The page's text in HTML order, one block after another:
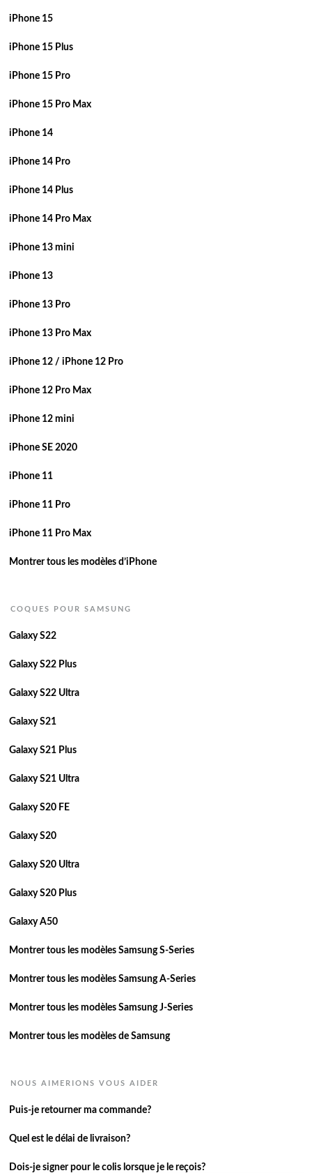
iPhone 15
iPhone 15 Plus
iPhone 15 Pro
iPhone 15 Pro Max
iPhone 14
iPhone 14 Pro
iPhone 14 Plus
iPhone 14 Pro Max
iPhone 13 mini
iPhone 13
iPhone 13 Pro
iPhone 13 Pro Max
iPhone 12 / iPhone 12 Pro
iPhone 12 Pro Max
iPhone 12 mini
iPhone SE 2020
iPhone 11
iPhone 11 Pro
iPhone 11 Pro Max
Montrer tous les modèles d’iPhone
COQUES POUR SAMSUNG
Galaxy S22
Galaxy S22 Plus
Galaxy S22 Ultra
Galaxy S21
Galaxy S21 Plus
Galaxy S21 Ultra
Galaxy S20 FE
Galaxy S20
Galaxy S20 Ultra
Galaxy S20 Plus
Galaxy A50
Montrer tous les modèles Samsung S-Series
Montrer tous les modèles Samsung A-Series
Montrer tous les modèles Samsung J-Series
Montrer tous les modèles de Samsung
NOUS AIMERIONS VOUS AIDER
Puis-je retourner ma commande?
Quel est le délai de livraison?
Dois-je signer pour le colis lorsque je le reçois?